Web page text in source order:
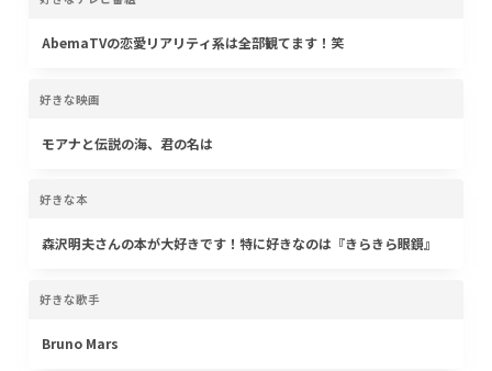
AbemaTVの恋愛リアリティ系は全部観てます！笑
好きな映画
モアナと伝説の海、君の名は
好きな本
森沢明夫さんの本が大好きです！特に好きなのは『きらきら眼鏡』
好きな歌手
Bruno Mars